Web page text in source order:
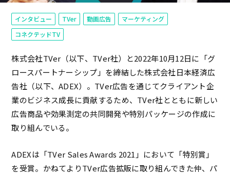
インタビュー TVer 動画広告
マーケティング
コネクテッドTV
株式会社TVer（以下、TVer社）と2022年10月12日に「グ
ロースパートナーシップ」を締結した株式会社日本経済広
告社（以下、ADEX）。TVer広告を通じてクライアント企
業のビジネス成長に貢献するため、TVer社とともに新しい
広告商品や効果測定の共同開発や特別パッケージの作成に
取り組んでいる。
ADEXは「TVer Sales Awards 2021」において「特別賞」
を受賞。かねてよりTVer広告拡販に取り組んできた仲、パ